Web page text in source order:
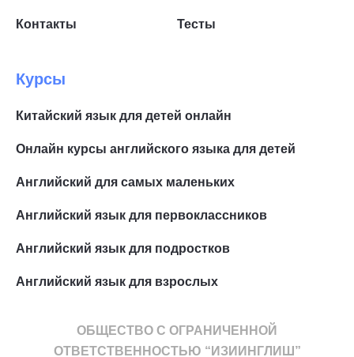
Контакты Тесты
Курсы
Китайский язык для детей онлайн
Онлайн курсы английского языка для детей
Английский для самых маленьких
Английский язык для первоклассников
Английский язык для подростков
Английский язык для взрослых
ОБЩЕСТВО С ОГРАНИЧЕННОЙ
ОТВЕТСТВЕННОСТЬЮ “ИЗИИНГЛИШ”